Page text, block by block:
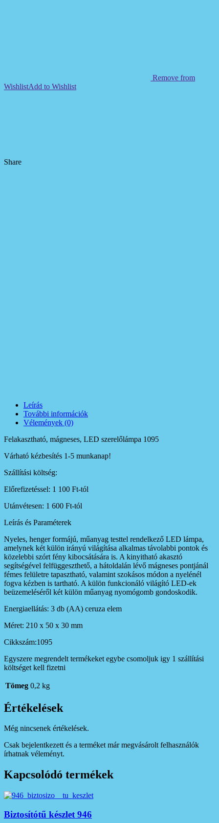
Remove from
WishlistAdd to Wishlist
Share
Leírás
További információk
Vélemények (0)
Felakasztható, mágneses, LED szerelőlámpa 1095
Várható kézbesítés 1-5 munkanap!
Szállítási költség:
Előrefizetéssel: 1 100 Ft-tól
Utánvétesen: 1 600 Ft-tól
Leírás és Paraméterek
Nyeles, henger formájú, műanyag testtel rendelkező LED lámpa,
amelynek két külön irányú világítása alkalmas távolabbi pontok és
közelebbi szórt fény kibocsátására is. A kinyitható akasztó
segítségével felfüggeszthető, a hátoldalán lévő mágneses pontjánál
fémes felületre tapasztható, valamint szokásos módon a nyelénél
fogva kézben is tartható. A külön funkcionáló világító LED-ek
beüzemeléséről két külön műanyag nyomógomb gondoskodik.
Energiaellátás: 3 db (AA) ceruza elem
Méret: 210 x 50 x 30 mm
Cikkszám:1095
Egyszere megrendelt termékeket egybe csomoljuk igy 1 szállítási
költséget kell fizetni
Tömeg 0,2 kg
Értékelések
Még nincsenek értékelések.
Csak bejelentkezett és a terméket már megvásárolt felhasználók
írhatnak véleményt.
Kapcsolódó termékek
Biztosítótű készlet 946